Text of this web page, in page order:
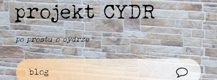
projekt CYDR
po prostu o cydrze
blog